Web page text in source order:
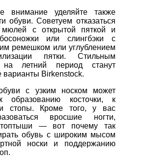
внимание уделяйте также
обуви. Советуем отказаться
с открытой пяткой и
или слингбэки с
ремешком или углублением
пятки. Стильным
летний период станут
варианты Birkenstock.
с узким носком может
образованию косточки, к
стопы. Кроме того, у вас
вросшие ногти,
— вот почему так
обувь с широким мысом
носки и поддержанию